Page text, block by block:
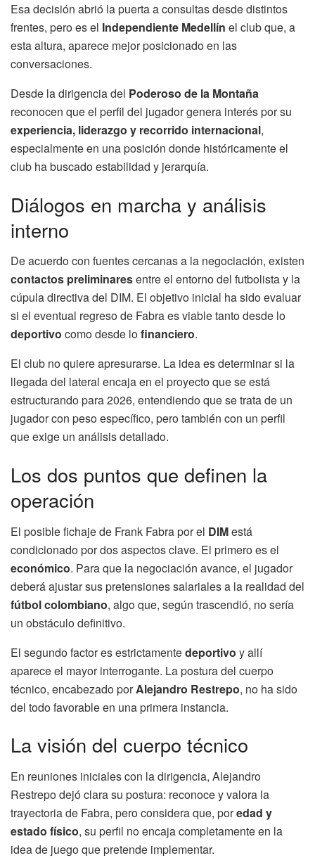
Esa decisión abrió la puerta a consultas desde distintos
frentes, pero es el Independiente Medellín el club que, a
esta altura, aparece mejor posicionado en las
conversaciones.
Desde la dirigencia del Poderoso de la Montaña
reconocen que el perfil del jugador genera interés por su
experiencia, liderazgo y recorrido internacional,
especialmente en una posición donde históricamente el
club ha buscado estabilidad y jerarquía.
Diálogos en marcha y análisis
interno
De acuerdo con fuentes cercanas a la negociación, existen
contactos preliminaresentre el entorno del futbolista y la
cúpula directiva del DIM. El objetivo inicial ha sido evaluar
si el eventual regreso de Fabra es viable tanto desde lo
deportivo como desde lofinanciero.
El club no quiere apresurarse. La idea es determinar si la
llegada del lateral encaja en el proyecto que se está
estructurando para 2026, entendiendo que se trata de un
jugador con peso específico, pero también con un perfil
que exige un análisis detallado.
Los dos puntos que definen la
operación
El posible fichaje de Frank Fabra por el DIMestá
condicionado por dos aspectos clave. El primero es el
económico. Para que la negociación avance, el jugador
deberá ajustar sus pretensiones salariales a la realidad del
fútbol colombiano, algo que, según trascendió, no sería
un obstáculo definitivo.
El segundo factor es estrictamentedeportivo y allí
aparece el mayor interrogante. La postura del cuerpo
técnico, encabezado porAlejandro Restrepo, no ha sido
del todo favorable en una primera instancia.
La visión del cuerpo técnico
En reuniones iniciales con la dirigencia, Alejandro
Restrepo dejó clara su postura: reconoce y valora la
trayectoria de Fabra, pero considera que, poredad y
estado físico, su perfil no encaja completamente en la
idea de juego que pretende implementar.